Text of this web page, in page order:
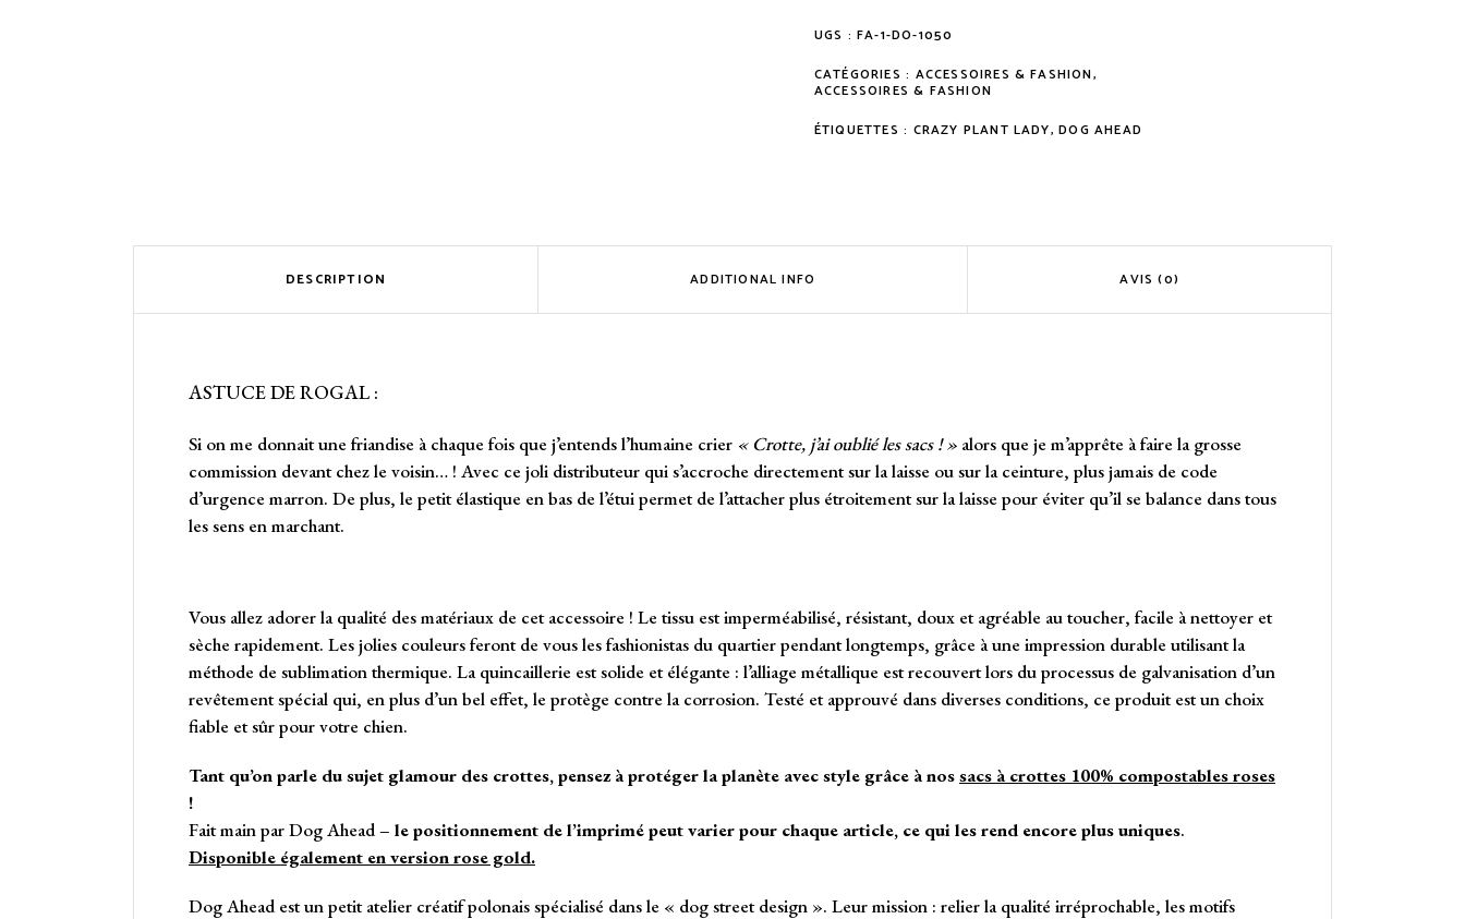
quantity
UGS :FA-1-DO-1050
CATÉGORIES : ACCESSOIRES & FASHION,
ACCESSOIRES & FASHION
ÉTIQUETTES : CRAZY PLANT LADY,DOG AHEAD
DESCRIPTION ADDITIONAL INFO AVIS (0)
ASTUCE DE ROGAL :
Si on me donnait une friandise à chaque fois que j’entends l’humaine crier « Crotte, j’ai oublié les sacs ! » alors que je m’apprête à faire la grosse
commission devant chez le voisin… ! Avec ce joli distributeur qui s’accroche directement sur la laisse ou sur la ceinture, plus jamais de code
d’urgence marron. De plus, le petit élastique en bas de l’étui permet de l’attacher plus étroitement sur la laisse pour éviter qu’il se balance dans tous
les sens en marchant.
Vous allez adorer la qualité des matériaux de cet accessoire ! Le tissu est imperméabilisé, résistant, doux et agréable au toucher, facile à nettoyer et
sèche rapidement. Les jolies couleurs feront de vous les fashionistas du quartier pendant longtemps, grâce à une impression durable utilisant la
méthode de sublimation thermique. La quincaillerie est solide et élégante : l’alliage métallique est recouvert lors du processus de galvanisation d’un
revêtement spécial qui, en plus d’un bel effet, le protège contre la corrosion. Testé et approuvé dans diverses conditions, ce produit est un choix
fiable et sûr pour votre chien.
Tant qu’on parle du sujet glamour des crottes, pensez à protéger la planète avec style grâce à nossacs à crottes 100% compostables roses
!
Fait main par Dog Ahead – le positionnement de l’imprimé peut varier pour chaque article, ce qui les rend encore plus uniques.
Disponible également en version rose gold.
Dog Ahead est un petit atelier créatif polonais spécialisé dans le « dog street design ». Leur mission : relier la qualité irréprochable, les motifs